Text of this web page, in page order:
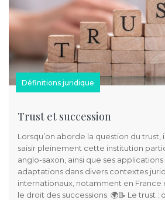
Définitions juridique
Trust et succession
Lorsqu’on aborde la question du trust,
saisir pleinement cette institution
anglo-saxon, ainsi que ses
adaptations dans divers contextes
internationaux, notamment en France
le droit des successions. 🌍📝 Le trust